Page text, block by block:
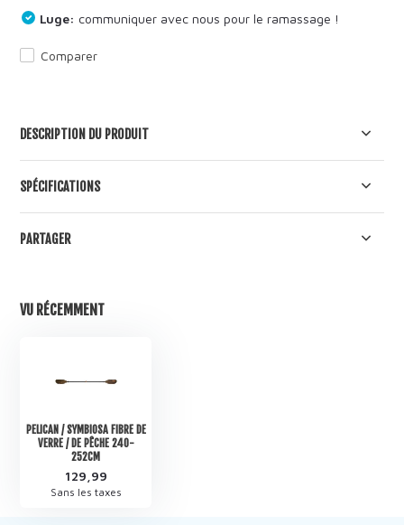
Luge: communiquer avec nous pour le ramassage !
Comparer
DESCRIPTION DU PRODUIT
SPÉCIFICATIONS
PARTAGER
VU RÉCEMMENT
PELICAN / SYMBIOSA FIBRE DE
VERRE / DE PÊCHE 240-
252CM
129,99
Sans les taxes